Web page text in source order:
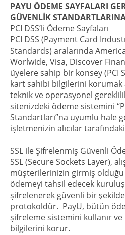
PAYU ÖDEME SAYFALARI
GÜVENLİK
PCI DSS’li Ödeme Sayfaları
PCI DSS (Payment Card
Standards) aralarında
Worlwide, Visa, Discover
üyelere sahip bir konsey (PCI
kart sahibi bilgilerini korumak
teknik ve operasyonel
sitenizdeki ödeme sistemini
Standartları”na uyumlu hale
işletmenizin alıcılar
SSL ile Şifrelenmiş Güvenli
SSL (Secure Sockets Layer),
müşterilerinizin girmiş
ödemeyi tahsil edecek
şifrelenerek güvenli bir
protokoldür. PayU, bütün
şifreleme sistemini kullanır
bilgilerini korur.